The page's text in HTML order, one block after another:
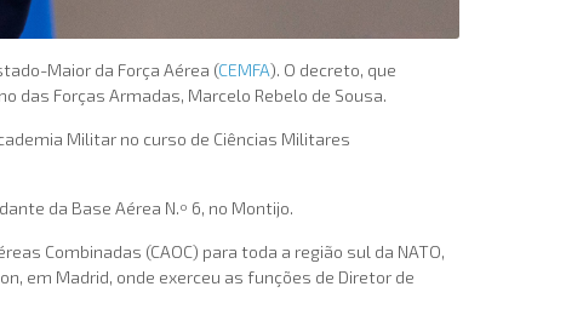
Maior da Força Aérea (CEMFA). O decreto, que
das Forças Armadas, Marcelo Rebelo de Sousa.
Militar no curso de Ciências Militares
da Base Aérea N.º 6, no Montijo.
Combinadas (CAOC) para toda a região sul da NATO,
em Madrid, onde exerceu as funções de Diretor de